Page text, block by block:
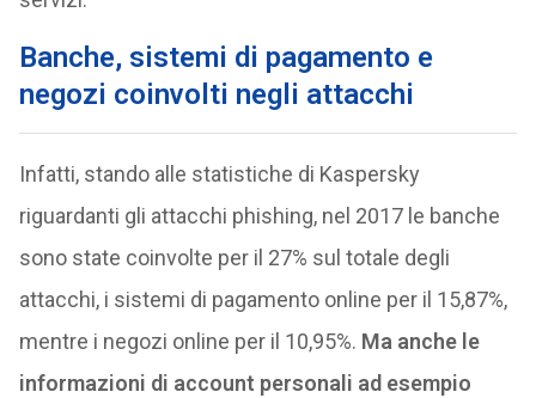
Banche, sistemi di pagamento e
negozi coinvolti negli attacchi
Infatti, stando alle statistiche di Kaspersky
riguardanti gli attacchi phishing, nel 2017 le banche
sono state coinvolte per il 27% sul totale degli
attacchi, i sistemi di pagamento online per il 15,87%,
mentre i negozi online per il 10,95%. Ma anche le
informazioni di account personali ad esempio